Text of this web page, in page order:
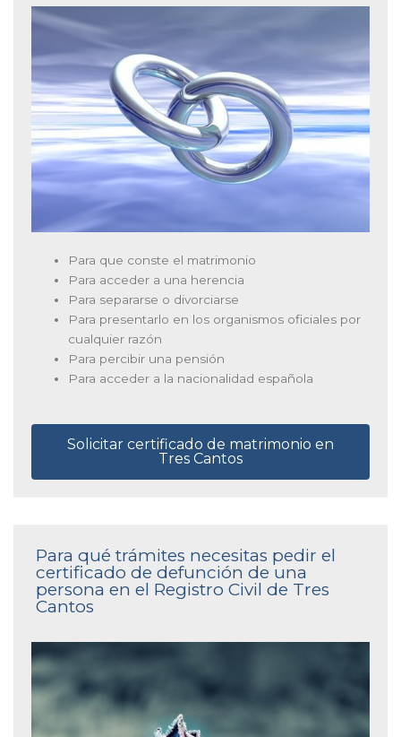
Para que conste el matrimonio
Para acceder a una herencia
Para separarse o divorciarse
Para presentarlo en los organismos oficiales por
cualquier razón
Para percibir una pensión
Para acceder a la nacionalidad española
Solicitar certificado de matrimonio en
Tres Cantos
Para qué trámites necesitas pedir el
certificado de defunción de una
persona en el Registro Civil de Tres
Cantos